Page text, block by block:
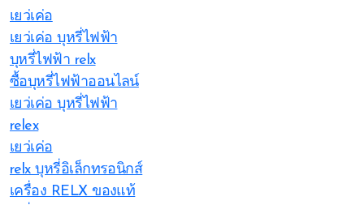
เยว่เค่อ
เยว่เค่อ บุหรี่ไฟฟ้า
บุหรี่ไฟฟ้า relx
ซื้อบุหรี่ไฟฟ้าออนไลน์
เยว่เค่อ บุหรี่ไฟฟ้า
relex
เยว่เค่อ
relx บุหรี่อิเล็กทรอนิกส์
เครื่อง RELX ของแท้